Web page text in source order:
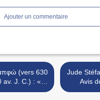
Ajouter un commentaire
av. J. C.) : «
Attys, s’en
Jude